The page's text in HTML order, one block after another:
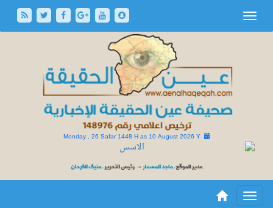
Monday , 26 Safar 1448 H as10 August 2026 Y